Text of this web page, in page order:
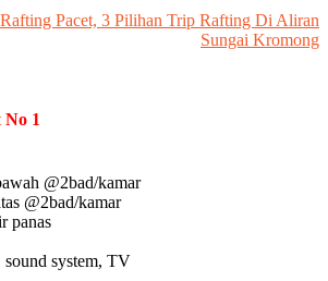
Pacet, 3 Pilihan Trip Rafting Di Aliran
Sungai Kromong
No 1
@2bad/kamar
@2bad/kamar
panas
sound system, TV